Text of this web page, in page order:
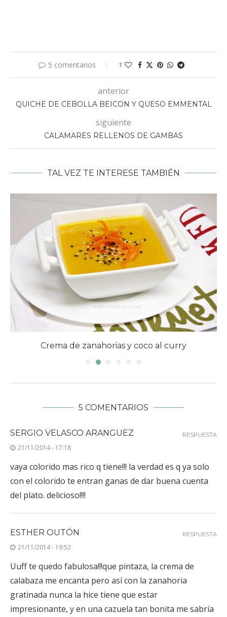
5 comentarios 1
anterior
QUICHE DE CEBOLLA BEICON Y QUESO EMMENTAL
siguiente
CALAMARES RELLENOS DE GAMBAS
TAL VEZ TE INTERESE TAMBIÉN
Crema de zanahorias y coco al curry
5 COMENTARIOS
SERGIO VELASCO ARANGUEZ
21/11/2014 - 17:18
vaya colorido mas rico q tiene!!! la verdad es q ya solo
con el colorido te entran ganas de dar buena cuenta
del plato. delicioso!!!!
RESPUESTA
ESTHER OUTÓN
21/11/2014 - 19:52
Uuff te quedo fabulosa!!!que pintaza, la crema de
calabaza me encanta pero así con la zanahoria
gratinada nunca la hice tiene que estar
impresionante, y en una cazuela tan bonita me sabría
RESPUESTA